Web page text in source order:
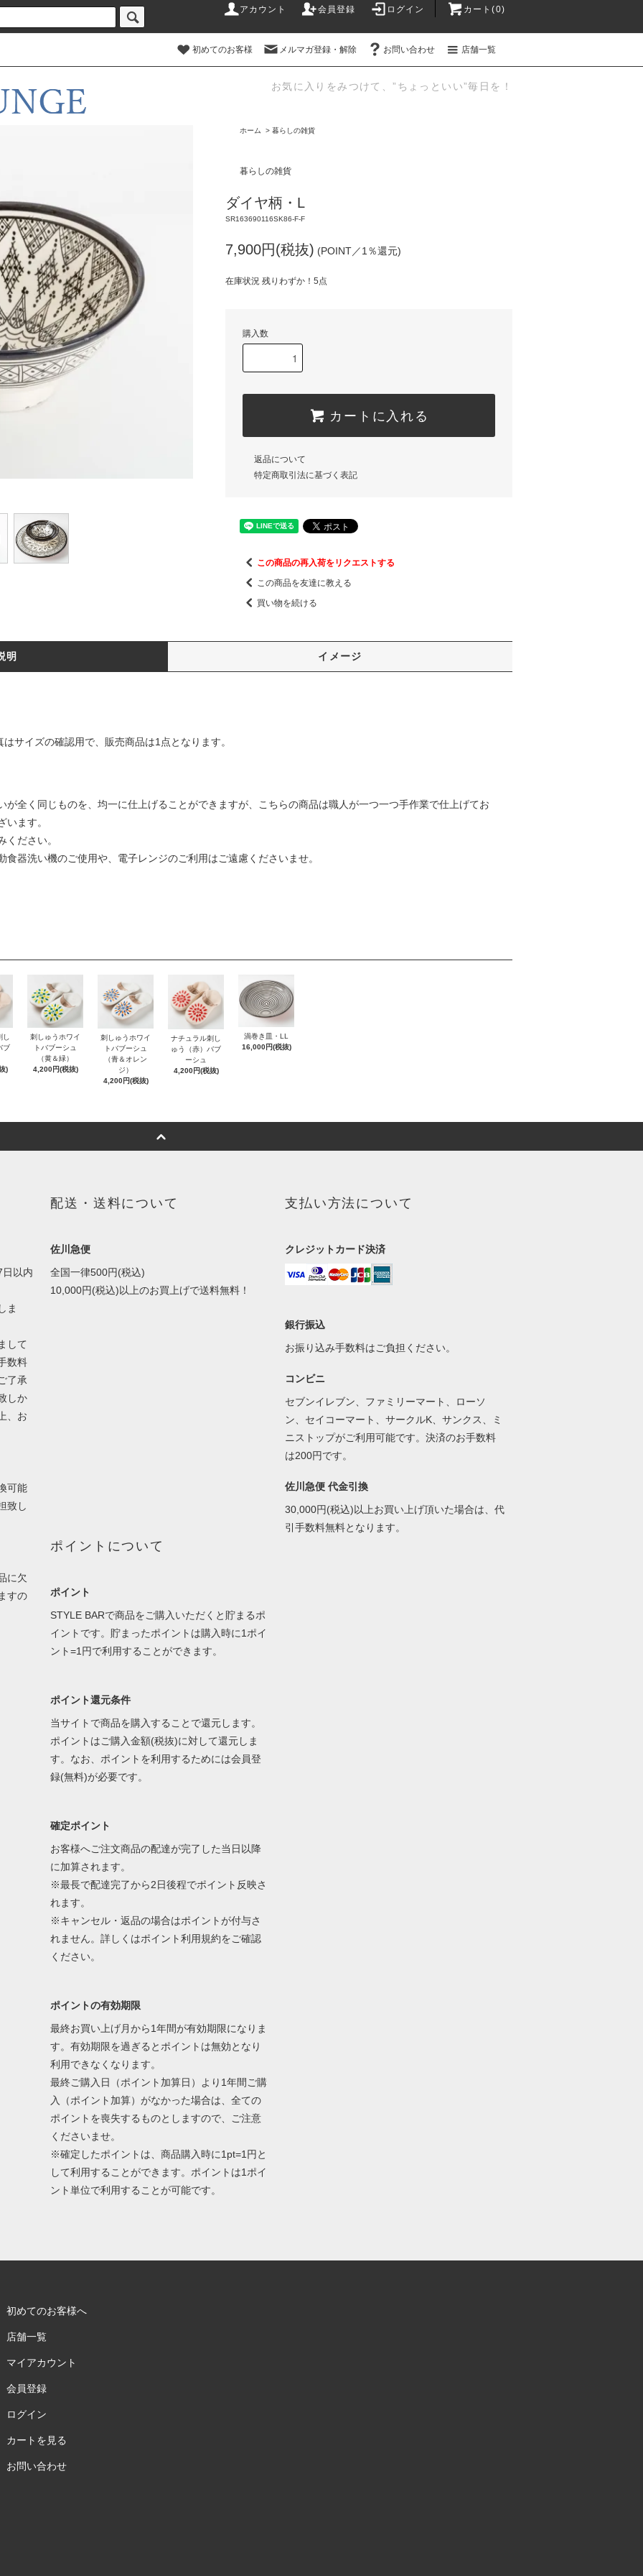
アカウント 会員登録 ログイン カート(0)
初めてのお客様 メルマガ登録・解除 お問い合わせ 店舗一覧
お気に入りをみつけて、”ちょっといい”毎日を！
ホーム > 暮らしの雑貨
暮らしの雑貨
ダイヤ柄・L
SR163690116SK86-F-F
7,900円(税抜) (POINT／1％還元)
在庫状況 残りわずか！5点
購入数
カートに入れる
返品について
特定商取引法に基づく表記
この商品の再入荷をリクエストする
この商品を友達に教える
買い物を続ける
明 イメージ
サイズの確認用で、販売商品は1点となります。
が全く同じものを、均一に仕上げることができますが、こちらの商品は職人が一つ一つ手作業で仕上げてお
います。
ださい。
器洗い機のご使用や、電子レンジのご利用はご遠慮くださいませ。
し
ブ
)
刺しゅうホワイ
トバブーシュ
（黄＆緑）
4,200円(税抜)
刺しゅうホワイ
トバブーシュ
（青＆オレン
ジ）
4,200円(税抜)
ナチュラル刺し
ゅう（赤）バブ
ーシュ
4,200円(税抜)
渦巻き皿・LL
16,000円(税抜)
以内
ま
して
数料
了承
しか
、お
可能
致し
に欠
すの
配送・送料について
佐川急便
全国一律500円(税込)
10,000円(税込)以上のお買上げで送料無料！
支払い方法について
クレジットカード決済
銀行振込
お振り込み手数料はご負担ください。
コンビニ
セブンイレブン、ファミリーマート、ローソ
ン、セイコーマート、サークルK、サンクス、ミ
ニストップがご利用可能です。決済のお手数料
は200円です。
佐川急便 代金引換
30,000円(税込)以上お買い上げ頂いた場合は、代
引手数料無料となります。
ポイントについて
ポイント
STYLE BARで商品をご購入いただくと貯まるポ
イントです。貯まったポイントは購入時に1ポイ
ント=1円で利用することができます。
ポイント還元条件
当サイトで商品を購入することで還元します。
ポイントはご購入金額(税抜)に対して還元しま
す。なお、ポイントを利用するためには会員登
録(無料)が必要です。
確定ポイント
お客様へご注文商品の配達が完了した当日以降
に加算されます。
※最長で配達完了から2日後程でポイント反映さ
れます。
※キャンセル・返品の場合はポイントが付与さ
れません。詳しくはポイント利用規約をご確認
ください。
ポイントの有効期限
最終お買い上げ月から1年間が有効期限になりま
す。有効期限を過ぎるとポイントは無効となり
利用できなくなります。
最終ご購入日（ポイント加算日）より1年間ご購
入（ポイント加算）がなかった場合は、全ての
ポイントを喪失するものとしますので、ご注意
くださいませ。
※確定したポイントは、商品購入時に1pt=1円と
して利用することができます。ポイントは1ポイ
ント単位で利用することが可能です。
初めてのお客様へ
店舗一覧
マイアカウント
会員登録
ログイン
カートを見る
お問い合わせ